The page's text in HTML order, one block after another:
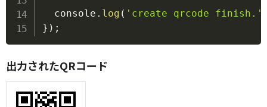
  console
. log ( 'create qrcode finish.'
} ) ;
出力されたQRコード